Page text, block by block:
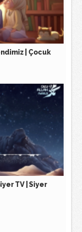
| Çocuk
TV | Siyer